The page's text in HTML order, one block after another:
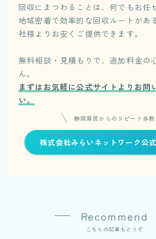
回収にまつわることは、何でもお任
地域密着で効率的な回収ルートがあ
社様よりお安くご提供できます。
無料相談・見積もりで、追加料金の
ん。
まずはお気軽に公式サイトよりお問
い。
静岡県民からのリピート多数
株式会社みらいネットワーク公
Recommend
こちらの記事もどうぞ